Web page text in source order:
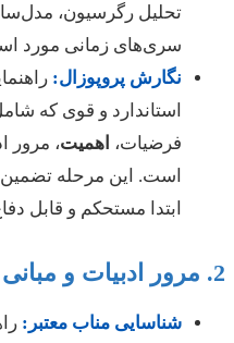
تحلیل رگرسیون، مدل‌سازی
سری‌های زمانی مورد
نگارش پروپوزال:راهنمایی
استاندارد و قوی که شامل
فرضیات،اهمیت، مرور
است. این مرحله تضمین
ابتدا مستحکم و قابل دفاع
شناساییمنابمعتبر: